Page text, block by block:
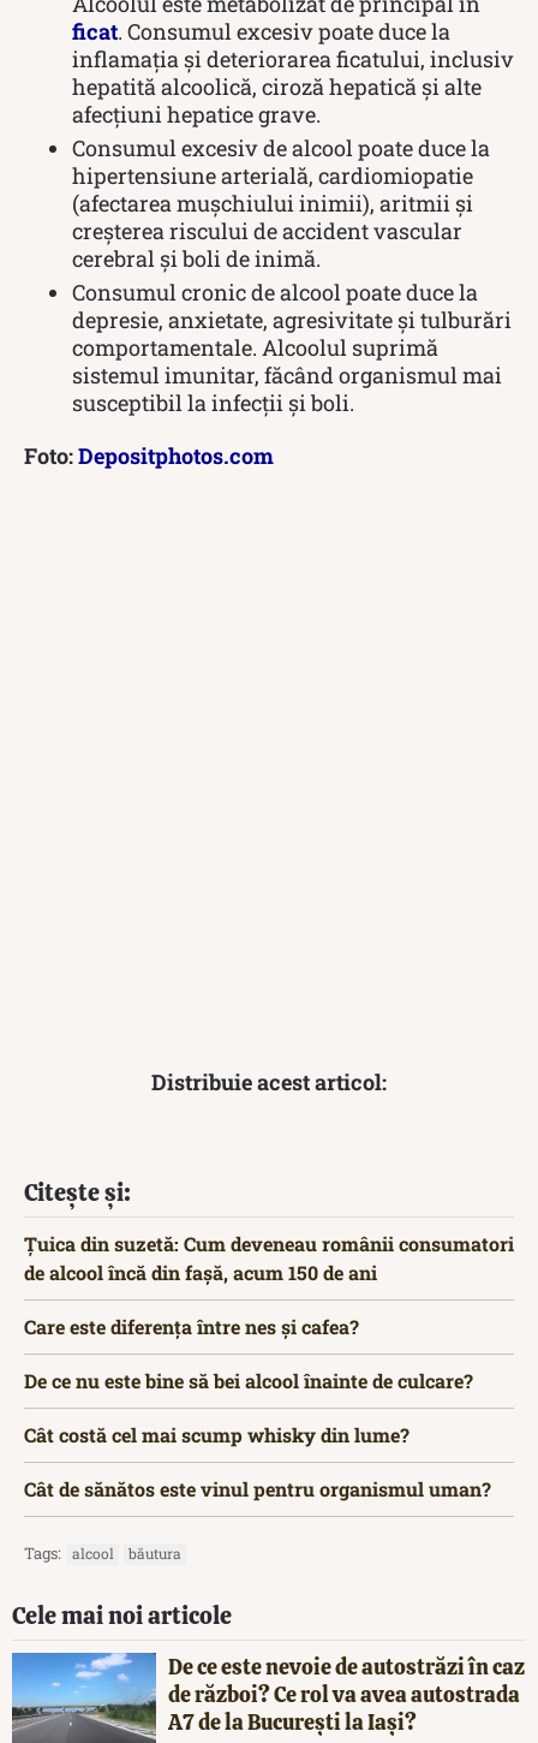
ficat. Consumul excesiv poate duce la
inflamația și deteriorarea ficatului, inclusiv
hepatită alcoolică, ciroză hepatică și alte
afecțiuni hepatice grave.
Consumul excesiv de alcool poate duce la
hipertensiune arterială, cardiomiopatie
(afectarea mușchiului inimii), aritmii și
creșterea riscului de accident vascular
cerebral și boli de inimă.
Consumul cronic de alcool poate duce la
depresie, anxietate, agresivitate și tulburări
comportamentale. Alcoolul suprimă
sistemul imunitar, făcând organismul mai
susceptibil la infecții și boli.
Foto:Depositphotos.com
Distribuie acest articol:
Citește și:
Țuica din suzetă: Cum deveneau românii consumatori
de alcool încă din fașă, acum 150 de ani
Care este diferența între nes și cafea?
De ce nu este bine să bei alcool înainte de culcare?
Cât costă cel mai scump whisky din lume?
Cât de sănătos este vinul pentru organismul uman?
Tags: alcool băutura
Cele mai noi articole
De ce este nevoie de autostrăzi în caz
de război? Ce rol va avea autostrada
A7 de la București la Iași?